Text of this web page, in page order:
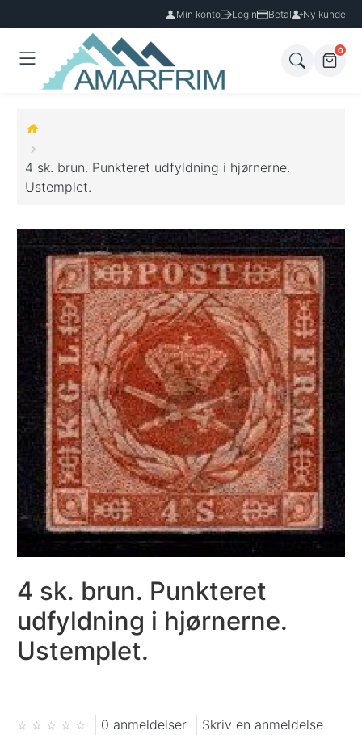
Min konto Login Betal Ny kunde
0
4 sk. brun. Punkteret udfyldning i hjørnerne.
Ustemplet.
4 sk. brun. Punkteret
udfyldning i hjørnerne.
Ustemplet.
0 anmeldelser Skriv en anmeldelse